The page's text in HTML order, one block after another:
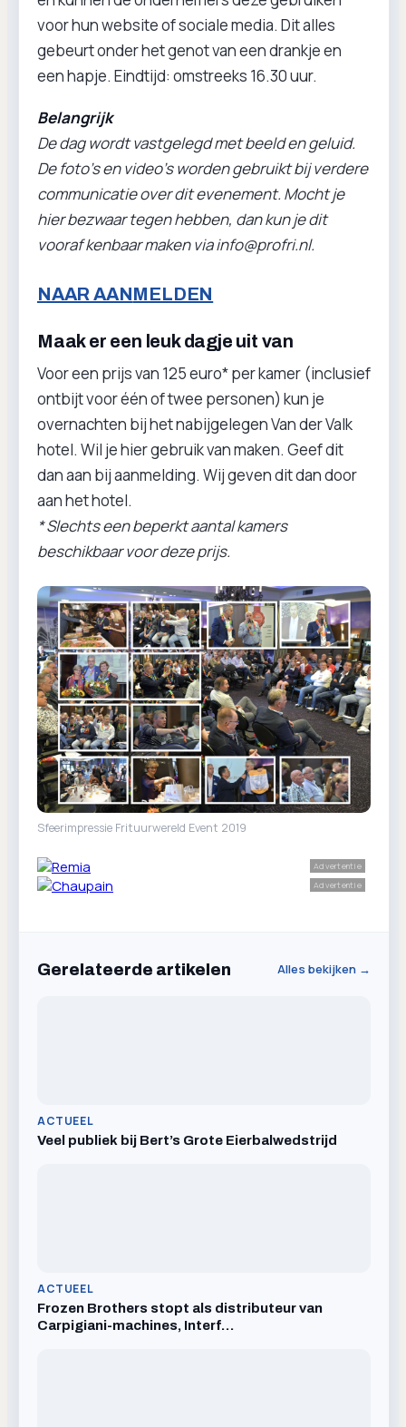
voor hun website of sociale media. Dit alles
gebeurt onder het genot van een drankje en
een hapje. Eindtijd: omstreeks 16.30 uur.
Belangrijk
De dag wordt vastgelegd met beeld en geluid.
De foto's en video's worden gebruikt bij verdere
communicatie over dit evenement. Mocht je
hier bezwaar tegen hebben, dan kun je dit
vooraf kenbaar maken via info@profri.nl.
NAAR AANMELDEN
Maak er een leuk dagje uit van
Voor een prijs van 125 euro* per kamer (inclusief
ontbijt voor één of twee personen) kun je
overnachten bij het nabijgelegen Van der Valk
hotel. Wil je hier gebruik van maken. Geef dit
dan aan bij aanmelding. Wij geven dit dan door
aan het hotel.
* Slechts een beperkt aantal kamers
beschikbaar voor deze prijs.
Sfeerimpressie Frituurwereld Event 2019
Advertentie
Advertentie
Gerelateerde artikelen Alles bekijken →
ACTUEEL
Veel publiek bij Bert’s Grote Eierbalwedstrijd
ACTUEEL
Frozen Brothers stopt als distributeur van
Carpigiani-machines, Interf…